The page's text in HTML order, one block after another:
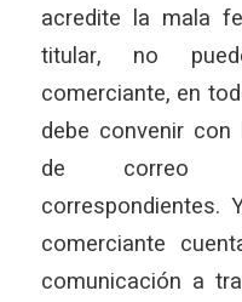
acredite la mala
titular, no
comerciante, en
debe convenir
de correo
comerciante
comunicación a